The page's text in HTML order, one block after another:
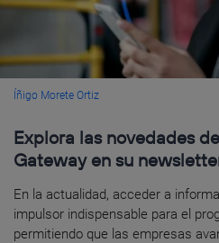
Íñigo Morete Ortiz
Explora las novedades
Gateway en su
En la actualidad, acceder a
impulsor indispensable para el
permitiendo que las empresas